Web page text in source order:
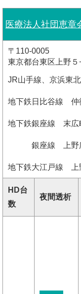
医療法人社団恵
〒110-0005
東京都台東区上野５
JR山手線、京浜東
地下鉄日比谷線
地下鉄銀座線 末
銀座線 上野広
地下鉄大江戸線
HD台
数
夜間透析